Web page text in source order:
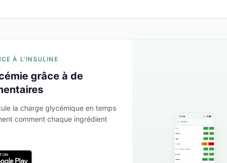
À L'INSULINE
grâce à de
la charge glycémique en temps
comment chaque ingrédient